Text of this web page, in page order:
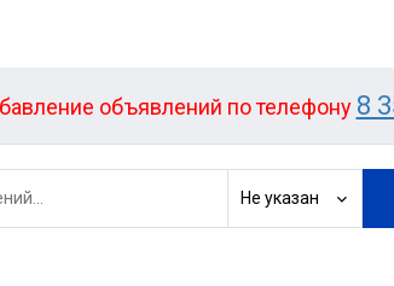
объявлений по телефону 8
Не указан